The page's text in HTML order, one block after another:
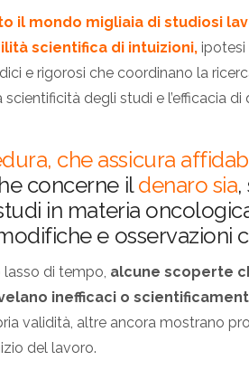
il mondo migliaia di studiosi
scientifica di intuizioni, ipotesi
e rigorosi che coordinano la
scientificità degli studi e l’efficacia
che assicura
concerne ildenaro sia
in materia
e osservazioni
di tempo, alcune scoperte
inefficaci o
validità, altre ancora mostrano
del lavoro.